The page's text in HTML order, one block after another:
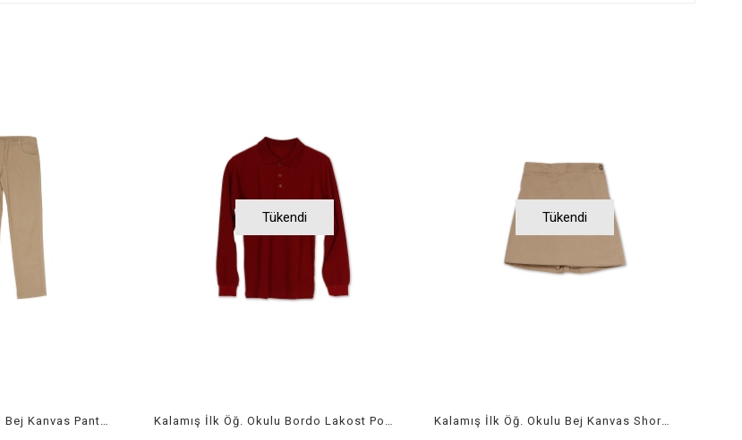
Tükendi Tükendi
Kalamış İlk Öğ. Okulu Bej Kanvas Short Etek